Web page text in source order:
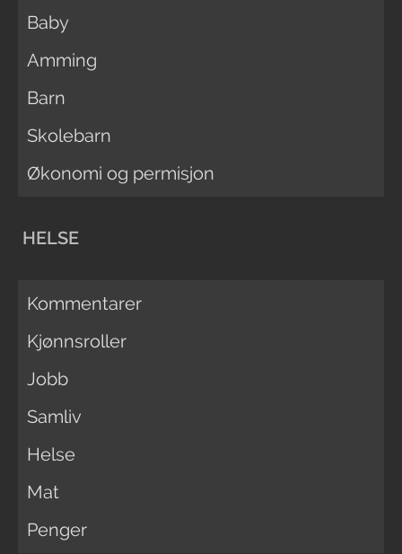
Baby
Amming
Barn
Skolebarn
Økonomi og permisjon
HELSE
Kommentarer
Kjønnsroller
Jobb
Samliv
Helse
Mat
Penger